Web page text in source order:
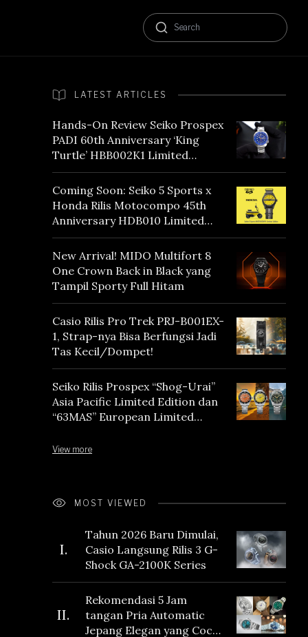
LATEST ARTICLES
Hands-On Review Seiko Prospex
PADI 60th Anniversary ‘King
Turtle’ HBB002K1 Limited
Edition
Coming Soon: Seiko 5 Sports x
Honda Rilis Motocompo 45th
Anniversary HDB010 Limited
Edition
New Arrival! MIDO Multifort 8
One Crown Back in Black yang
Tampil Sporty Full Hitam
Casio Rilis Pro Trek PRJ-B001EX-
1, Strap-nya Bisa Berfungsi Jadi
Tas Kecil/Dompet!
Seiko Rilis Prospex “Shog-Urai”
Asia Pacific Limited Edition dan
“63MAS” European Limited
View more
MOST VIEWED
I.
Tahun 2026 Baru Dimulai,
Casio Langsung Rilis 3 G-
Shock GA-2100K Series
II.
Rekomendasi 5 Jam
tangan Pria Automatic
Jepang Elegan yang Cocok